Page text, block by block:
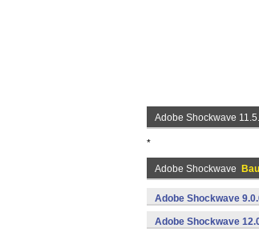
Adobe Shockwave
*
Adobe Shockwave
Adobe Shockwave
Adobe Shockwave